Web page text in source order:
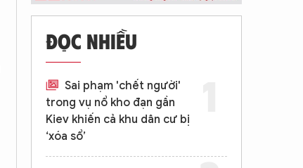
ĐỌC NHIỀU
Sai phạm 'chết người'
trong vụ nổ kho đạn gần
Kiev khiến cả khu dân cư bị
‘xóa sổ’